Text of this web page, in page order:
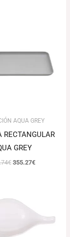
AQUA GREY
RECTANGULAR
GREY
€
394.74€.
355.27€
355.27€.
desde
84.30€